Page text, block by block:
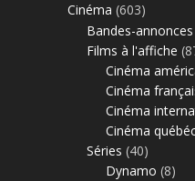
Cinéma (603)
Bandes-annonces
Films à l'affiche
Cinéma
Cinéma
Cinéma
Cinéma
Séries (40)
Dynamo (8)